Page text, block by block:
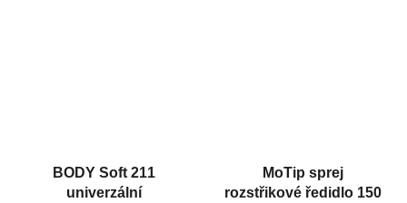
BODY Soft 211
univerzální
MoTip sprej
rozstřikové ředidlo 150